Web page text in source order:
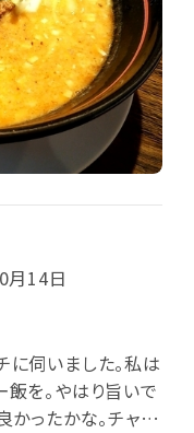
月14日
に伺いました。私は
を。やはり旨いで
かったかな。チャー